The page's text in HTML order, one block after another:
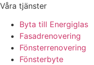
Våra tjänster
Byta till Energiglas
Fasadrenovering
Fönsterrenovering
Fönsterbyte